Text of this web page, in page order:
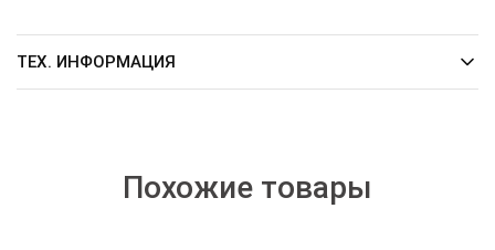
ТЕХ. ИНФОРМАЦИЯ
Похожие товары